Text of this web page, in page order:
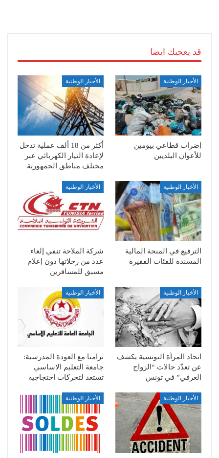
قد يعجبك ايضا
الأخبار الوطنية
إضراب قطاعي بيومين
للأعوان البلديين
الأخبار الوطنية
أكثر من 18 ألف عملية تدخل
لإعادة التيار الكهربائي عبر
مختلف مناطق الجمهورية
الأخبار الوطنية
الترفيع في المنحة المالية
المسندة للفئات الفقيرة
الأخبار الوطنية
شركة الملاحة تنفي إلغاء
عدد من رحلاتها دون إعلام
مسبق للمسافرين
الأخبار الوطنية
اتحاد المرأة التونسية يكشف
عن تعدّد حالات “الزواج
العرفي” في تونس
الأخبار الوطنية
تزامنا مع العودة المدرسية:
جامعة التعليم الاساسي
تستعد لتحركات احتجاجية
الأخبار الوطنية الأخبار الوطنية